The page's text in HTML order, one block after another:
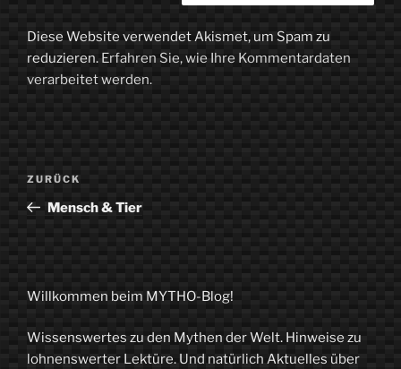
Diese Website verwendet Akismet, um Spam zu
reduzieren. Erfahren Sie, wie Ihre Kommentardaten
verarbeitet werden.
Beitragsnavigation
Vorheriger
Beitrag
ZURÜCK
Mensch & Tier
Willkommen beim MYTHO-Blog!
Wissenswertes zu den Mythen der Welt. Hinweise zu
lohnenswerter Lektüre. Und natürlich Aktuelles über